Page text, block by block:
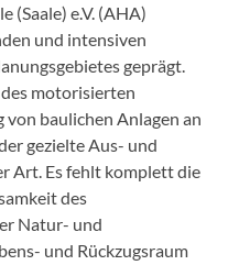
(Saale) e.V. (AHA)
und intensiven
geprägt.
motorisierten
baulichen Anlagen an
gezielte Aus- und
Art. Es fehlt komplett die
des
Natur- und
und Rückzugsraum